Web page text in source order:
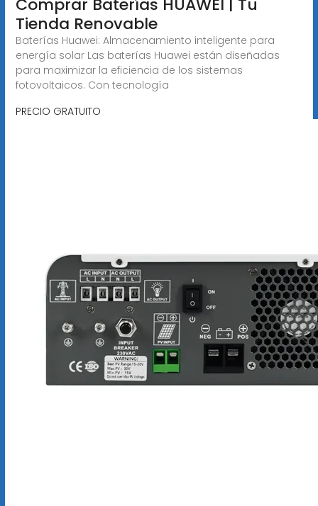
Comprar Baterías HUAWEI | Tu
Tienda Renovable
Baterías Huawei: Almacenamiento inteligente para
energía solar Las baterías Huawei están diseñadas
para maximizar la eficiencia de los sistemas
fotovoltaicos. Con tecnología
PRECIO GRATUITO